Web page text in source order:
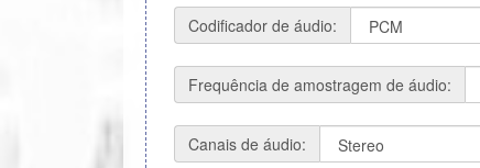
Codificador de áudio:
Frequência de amostragem de áudio:
Canais de áudio: